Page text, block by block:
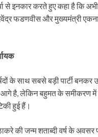
से इनकार करते हुए कहा है कि
फडणवीस और मुख्यमंत्री
के साथ सबसे बड़ी पार्टी
है, लेकिन बहुमत के समीकरण में
हुई हैं।
की जन्म शताब्दी वर्ष के अवसर